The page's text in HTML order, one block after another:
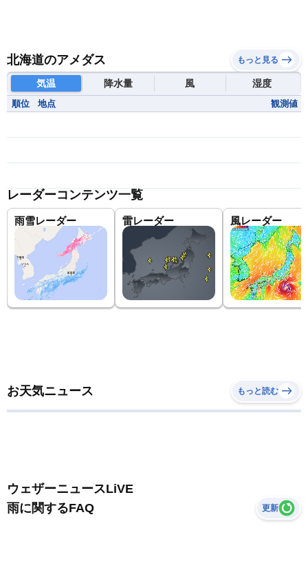
北海道のアメダス もっと見る
気温 降水量 風 湿度
順位 地点 観測値
レーダーコンテンツ一覧
雨雪レーダー 雷レーダー 風レーダー
お天気ニュース もっと読む
ウェザーニュースLiVE
雨に関するFAQ
更新